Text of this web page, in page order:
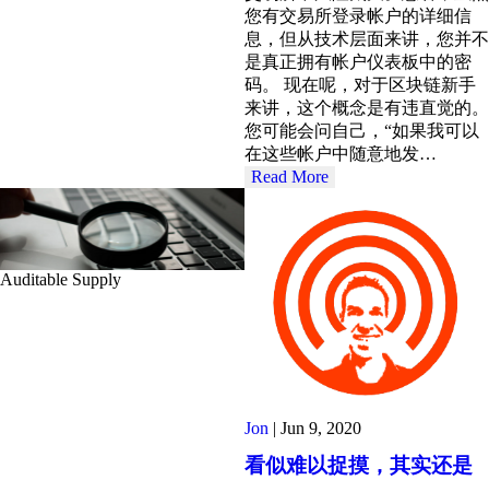
您有交易所登录帐户的详细信
息，但从技术层面来讲，您并不
是真正拥有帐户仪表板中的密
码。 现在呢，对于区块链新手
来讲，这个概念是有违直觉的。
您可能会问自己，“如果我可以
在这些帐户中随意地发…
Read More
Auditable Supply
Jon | Jun 9, 2020
看似难以捉摸，其实还是